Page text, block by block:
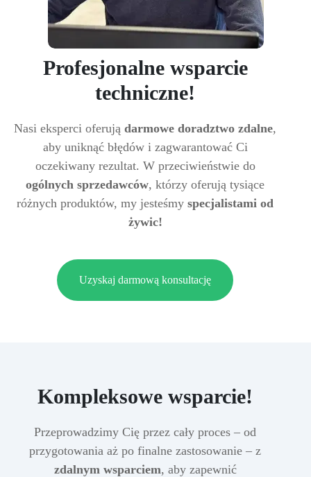
Profesjonalne wsparcie
techniczne!
Nasi eksperci oferują darmowe doradztwo zdalne,
aby uniknąć błędów i zagwarantować Ci
oczekiwany rezultat. W przeciwieństwie do
ogólnych sprzedawców, którzy oferują tysiące
różnych produktów, my jesteśmy specjalistami od
żywic!
Uzyskaj darmową konsultację
Kompleksowe wsparcie!
Przeprowadzimy Cię przez cały proces – od
przygotowania aż po finalne zastosowanie – z
zdalnym wsparciem, aby zapewnić